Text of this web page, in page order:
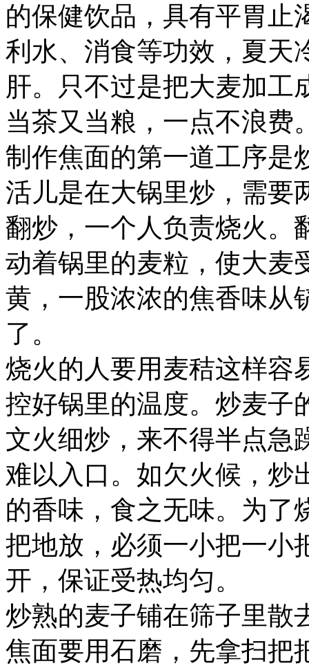
的保健饮品，具有平胃止
利水、消食等功效，夏天
肝。只不过是把大麦加工
当茶又当粮，一点不浪费
制作焦面的第一道工序是
活儿是在大锅里炒，需要
翻炒，一个人负责烧火。
动着锅里的麦粒，使大麦
黄，一股浓浓的焦香味从
了。
烧火的人要用麦秸这样容
控好锅里的温度。炒麦子
文火细炒，来不得半点急
难以入口。如欠火候，炒
的香味，食之无味。为了
把地放，必须一小把一小
开，保证受热均匀。
炒熟的麦子铺在筛子里散
焦面要用石磨，先拿扫把